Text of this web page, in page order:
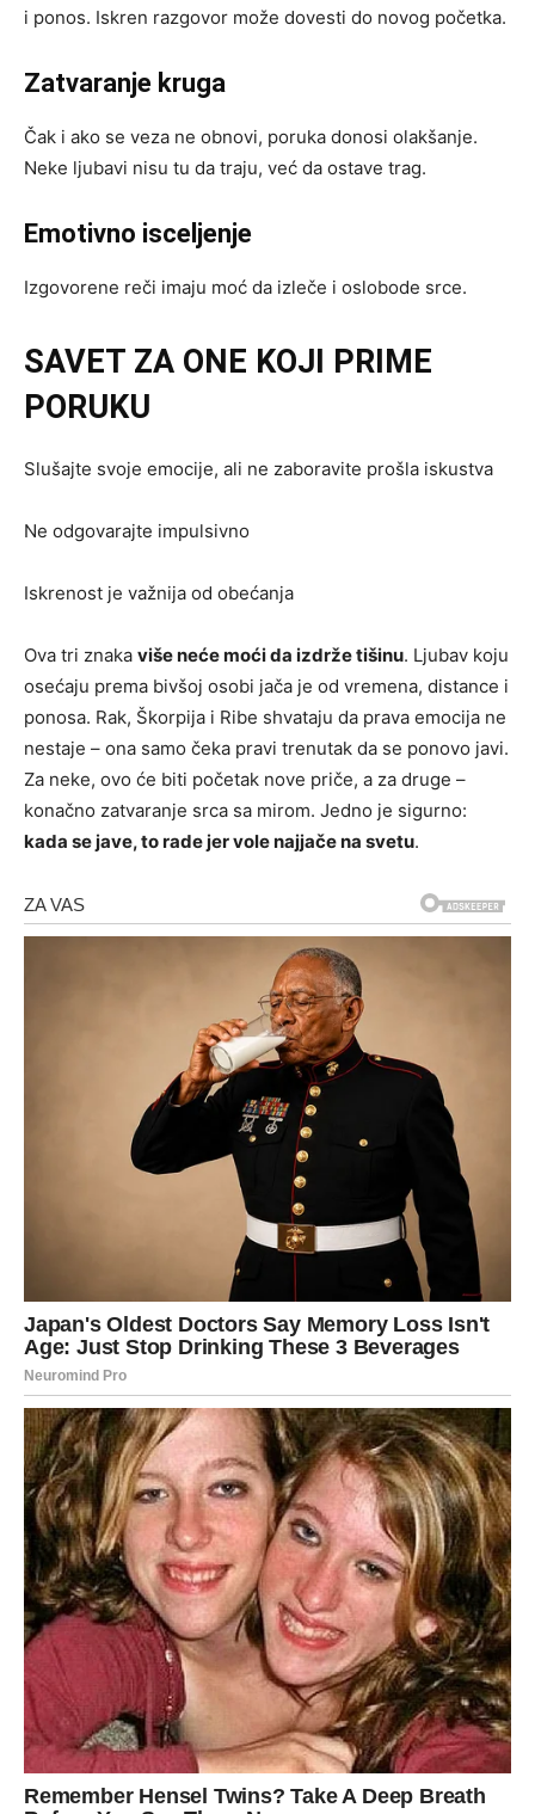
i ponos. Iskren razgovor može dovesti do novog početka.
Zatvaranje kruga
Čak i ako se veza ne obnovi, poruka donosi olakšanje.
Neke ljubavi nisu tu da traju, već da ostave trag.
Emotivno isceljenje
Izgovorene reči imaju moć da izleče i oslobode srce.
SAVET ZA ONE KOJI PRIME
PORUKU
Slušajte svoje emocije, ali ne zaboravite prošla iskustva
Ne odgovarajte impulsivno
Iskrenost je važnija od obećanja
Ova tri znaka više neće moći da izdrže tišinu. Ljubav koju
osećaju prema bivšoj osobi jača je od vremena, distance i
ponosa. Rak, Škorpija i Ribe shvataju da prava emocija ne
nestaje – ona samo čeka pravi trenutak da se ponovo javi.
Za neke, ovo će biti početak nove priče, a za druge –
konačno zatvaranje srca sa mirom. Jedno je sigurno:
kada se jave, to rade jer vole najjače na svetu.